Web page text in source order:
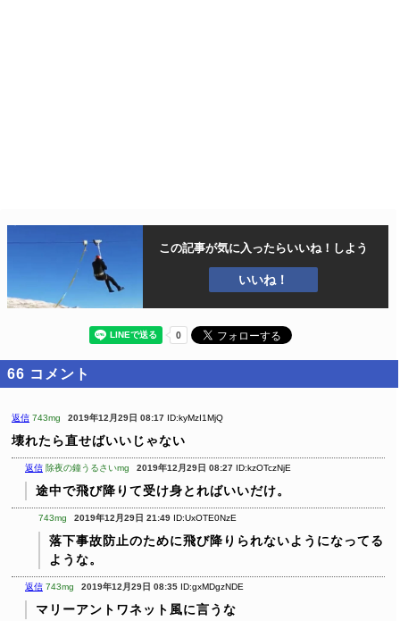
この記事が気に入ったらいいね！しよう
いいね！
66 コメント
返信 743mg 2019年12月29日 08:17 ID:kyMzI1MjQ
壊れたら直せばいいじゃない
返信 除夜の鐘うるさいmg 2019年12月29日 08:27 ID:kzOTczNjE
途中で飛び降りて受け身とればいいだけ。
743mg 2019年12月29日 21:49 ID:UxOTE0NzE
落下事故防止のために飛び降りられないようになってる
ような。
返信 743mg 2019年12月29日 08:35 ID:gxMDgzNDE
マリーアントワネット風に言うな